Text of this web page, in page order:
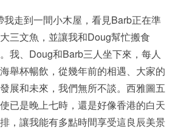
走到一間小木屋，看見Barb正在準
三文魚，並讓我和Doug幫忙搬食
我、Doug和Barb三人坐下來，每人
舉杯暢飲，從幾年前的相遇、大家的
展和未來，我們無所不談。西雅圖五
已是晚上七時，還是好像香港的白天
，讓我能有多點時間享受這良辰美景